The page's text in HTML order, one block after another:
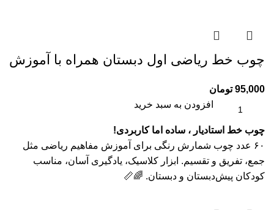
چوب خط ریاضی اول دبستان همراه با آموزش
95,000 تومان
افزودن به سبد خرید
چوب خط استادیار ، ساده اما کاربردی!
۶۰ عدد چوب شمارش رنگی برای آموزش مفاهیم ریاضی مثل
جمع، تفریق و تقسیم. ابزار کلاسیک، یادگیری آسان، مناسب
کودکان پیش‌دبستان و دبستان. 🌈📏